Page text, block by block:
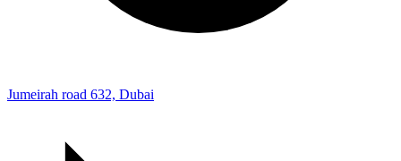
Jumeirah road 632, Dubai